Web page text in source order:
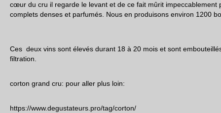
cœur du cru il regarde le levant et de ce fait mûrit impeccablement
complets denses et parfumés. Nous en produisons environ 1200
Ces deux vins sont élevés durant 18 à 20 mois et sont
filtration.
corton grand cru: pour aller plus loin:
https://www.degustateurs.pro/tag/corton/